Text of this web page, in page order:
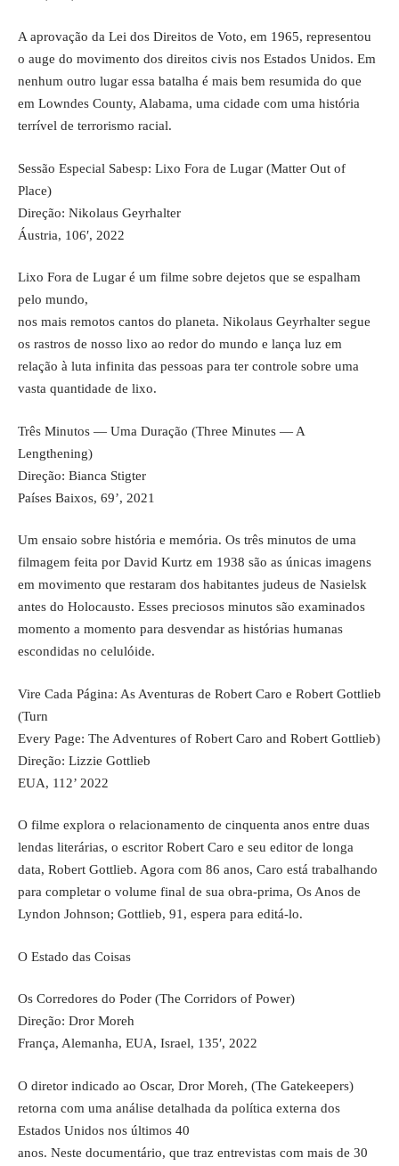
A aprovação da Lei dos Direitos de Voto, em 1965, representou
o auge do movimento dos direitos civis nos Estados Unidos. Em
nenhum outro lugar essa batalha é mais bem resumida do que
em Lowndes County, Alabama, uma cidade com uma história
terrível de terrorismo racial.
Sessão Especial Sabesp: Lixo Fora de Lugar (Matter Out of
Place)
Direção: Nikolaus Geyrhalter
Áustria, 106′, 2022
Lixo Fora de Lugar é um filme sobre dejetos que se espalham
pelo mundo,
nos mais remotos cantos do planeta. Nikolaus Geyrhalter segue
os rastros de nosso lixo ao redor do mundo e lança luz em
relação à luta infinita das pessoas para ter controle sobre uma
vasta quantidade de lixo.
Três Minutos — Uma Duração (Three Minutes — A
Lengthening)
Direção: Bianca Stigter
Países Baixos, 69’, 2021
Um ensaio sobre história e memória. Os três minutos de uma
filmagem feita por David Kurtz em 1938 são as únicas imagens
em movimento que restaram dos habitantes judeus de Nasielsk
antes do Holocausto. Esses preciosos minutos são examinados
momento a momento para desvendar as histórias humanas
escondidas no celulóide.
Vire Cada Página: As Aventuras de Robert Caro e Robert Gottlieb
(Turn
Every Page: The Adventures of Robert Caro and Robert Gottlieb)
Direção: Lizzie Gottlieb
EUA, 112’ 2022
O filme explora o relacionamento de cinquenta anos entre duas
lendas literárias, o escritor Robert Caro e seu editor de longa
data, Robert Gottlieb. Agora com 86 anos, Caro está trabalhando
para completar o volume final de sua obra-prima, Os Anos de
Lyndon Johnson; Gottlieb, 91, espera para editá-lo.
O Estado das Coisas
Os Corredores do Poder (The Corridors of Power)
Direção: Dror Moreh
França, Alemanha, EUA, Israel, 135′, 2022
O diretor indicado ao Oscar, Dror Moreh, (The Gatekeepers)
retorna com uma análise detalhada da política externa dos
Estados Unidos nos últimos 40
anos. Neste documentário, que traz entrevistas com mais de 30